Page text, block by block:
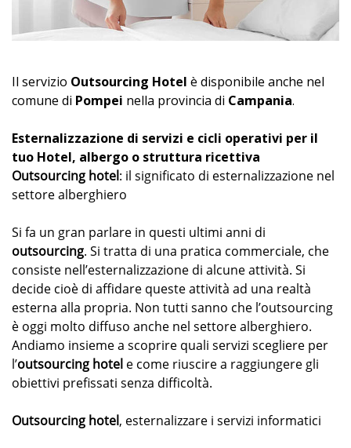
Il servizio Outsourcing Hotel è disponibile anche nel
comune di Pompei nella provincia di Campania.
Esternalizzazione di servizi e cicli operativi per il
tuo Hotel, albergo o struttura ricettiva
Outsourcing hotel: il significato di esternalizzazione nel
settore alberghiero
Si fa un gran parlare in questi ultimi anni di
outsourcing. Si tratta di una pratica commerciale, che
consiste nell’esternalizzazione di alcune attività. Si
decide cioè di affidare queste attività ad una realtà
esterna alla propria. Non tutti sanno che l’outsourcing
è oggi molto diffuso anche nel settore alberghiero.
Andiamo insieme a scoprire quali servizi scegliere per
l’outsourcing hotel e come riuscire a raggiungere gli
obiettivi prefissati senza difficoltà.
Outsourcing hotel, esternalizzare i servizi informatici